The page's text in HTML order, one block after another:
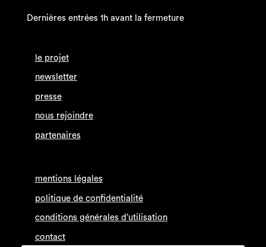
Dernières entrées 1h avant la fermeture
le projet
newsletter
presse
nous rejoindre
partenaires
mentions légales
politique de confidentialité
conditions générales d’utilisation
contact